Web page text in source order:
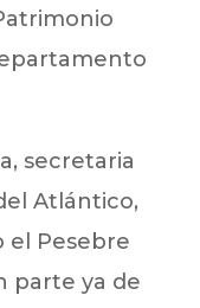
secretaria
Atlántico,
el Pesebre
parte ya de